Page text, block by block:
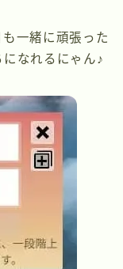
一緒に頑張った
なれるにゃん♪